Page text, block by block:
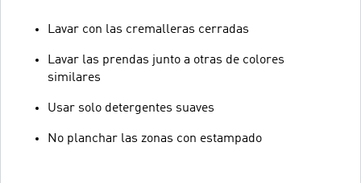
Lavar con las cremalleras cerradas
Lavar las prendas junto a otras de colores
similares
Usar solo detergentes suaves
No planchar las zonas con estampado